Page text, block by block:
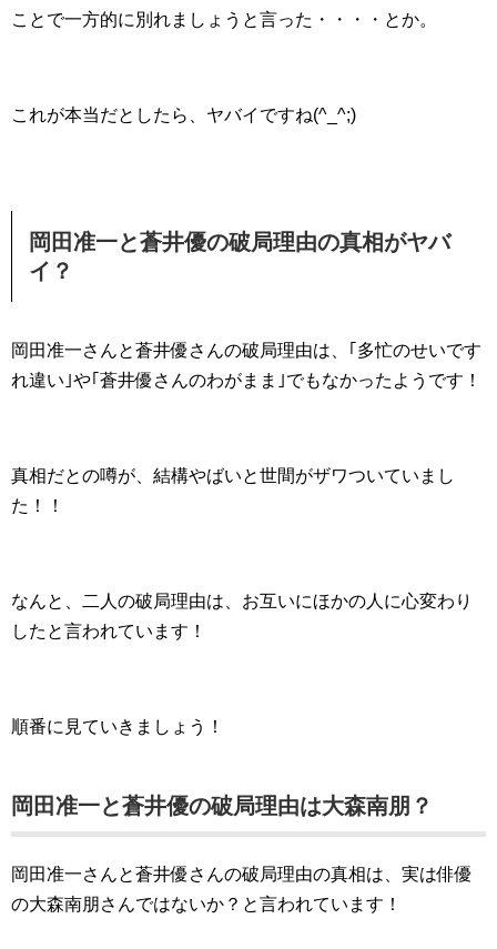
ことで一方的に別れましょうと言った・・・・とか。
これが本当だとしたら、ヤバイですね(^_^;)
岡田准一と蒼井優の破局理由の真相がヤバ
イ？
岡田准一さんと蒼井優さんの破局理由は、｢多忙のせいです
れ違い｣や｢蒼井優さんのわがまま｣でもなかったようです！
真相だとの噂が、結構やばいと世間がザワついていまし
た！！
なんと、二人の破局理由は、お互いにほかの人に心変わり
したと言われています！
順番に見ていきましょう！
岡田准一と蒼井優の破局理由は大森南朋？
岡田准一さんと蒼井優さんの破局理由の真相は、実は俳優
の大森南朋さんではないか？と言われています！